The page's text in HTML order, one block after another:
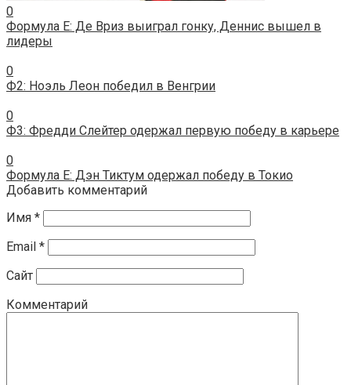
0
Формула E: Де Вриз выиграл гонку, Деннис вышел в
лидеры
0
Ф2: Ноэль Леон победил в Венгрии
0
Ф3: Фредди Слейтер одержал первую победу в карьере
0
Формула E: Дэн Тиктум одержал победу в Токио
Добавить комментарий
Имя *
Email *
Сайт
Комментарий